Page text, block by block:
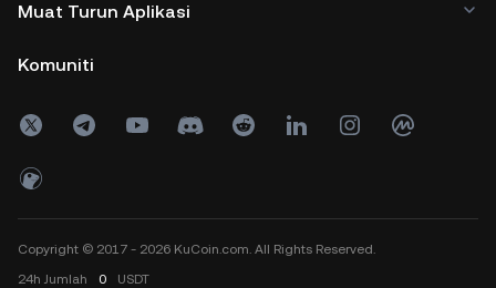
Muat Turun Aplikasi
Komuniti
Copyright © 2017 - 2026 KuCoin.com. All Rights Reserved.
24h Jumlah 0 USDT